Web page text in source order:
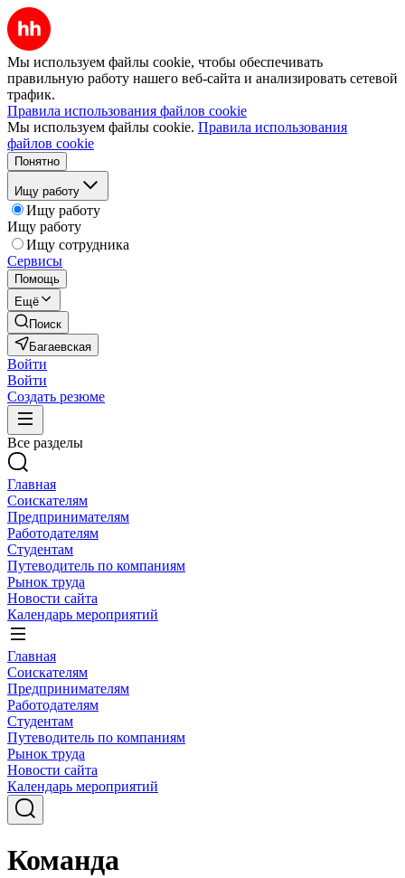
Мы используем файлы cookie, чтобы обеспечивать
правильную работу нашего веб-сайта и анализировать сетевой
трафик.
Правила использования файлов cookie
Мы используем файлы cookie. Правила использования
файлов cookie
Понятно
Ищу работу
Ищу работу
Ищу работу
Ищу сотрудника
Сервисы
Помощь
Ещё
Поиск
Багаевская
Войти
Войти
Создать резюме
Все разделы
Главная
Соискателям
Предпринимателям
Работодателям
Студентам
Путеводитель по компаниям
Рынок труда
Новости сайта
Календарь мероприятий
Главная
Соискателям
Предпринимателям
Работодателям
Студентам
Путеводитель по компаниям
Рынок труда
Новости сайта
Календарь мероприятий
Команда